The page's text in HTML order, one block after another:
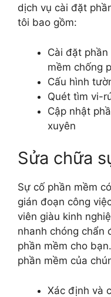
dịch vụ cài đặt
tôi bao gồm:
Cài đặt
mềm chống
Cấu hình
Quét tìm vi-
Cập nhật
xuyên
Sửa chữa
Sự cố phần mềm
gián đoạn công
viên giàu kinh
nhanh chóng chẩn
phần mềm cho
phần mềm của
Xác định và